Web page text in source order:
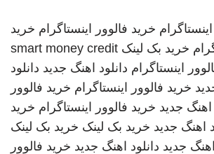
اینستاگرام خرید فالوور اینستاگرام خرید
خرید بک لینک smart money credit
اینستاگرام دانلود اهنگ جدید دانلود
خرید فالوور اینستاگرام خرید فالوور
اهنگ جدید خرید فالوور اینستاگرام خرید
اهنگ جدید خرید بک لینک خرید بک لینک
اهنگ جدید دانلود اهنگ جدید خرید فالوور